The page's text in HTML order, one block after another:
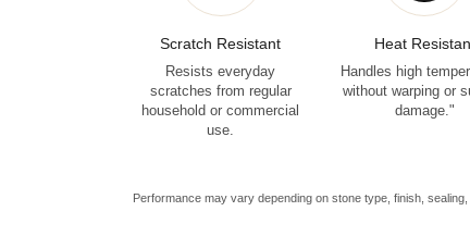
Scratch Resistant
Resists everyday
scratches from regular
household or commercial
use.
Heat
Handles high
without warping or
damage."
Performance may vary depending on stone type, finish, sealing,